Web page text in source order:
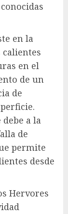
en la
calientes
en el
de un
de
a la
de
permite
desde
Hervores